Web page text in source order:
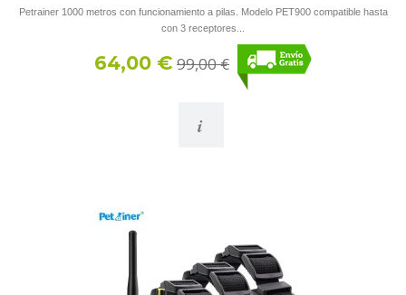
Petrainer 1000 metros con funcionamiento a pilas. Modelo PET900 compatible hasta
con 3 receptores...
64,00 € 99,00 €
i